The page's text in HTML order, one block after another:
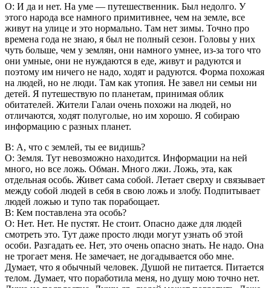
О: И да и нет. На уме — путешественник. Был недолго. У
этого народа все намного примитивнее, чем на земле, все
живут на улице и это нормально. Там нет зимы. Точно про
времена года не знаю, я был не полный сезон. Головы у них
чуть больше, чем у землян, они намного умнее, из-за того что
они умные, они не нуждаются в еде, живут и радуются и
поэтому им ничего не надо, ходят и радуются. Форма похожая
на людей, но не люди. Там как утопия. Не завел ни семьи ни
детей. Я путешествую по планетам, принимая облик
обитателей. Жители Галаи очень похожи на людей, но
отличаются, ходят полуголые, но им хорошо. Я собираю
информацию с разных планет.
В: А, что с землей, ты ее видишь?
О: Земля. Тут невозможно находится. Информации на ней
много, но все ложь. Обман. Много лжи. Ложь, эта, как
отдельная особь. Живет сама собой. Летает сверху и связывает
между собой людей в себя в свою ложь и злобу. Подпитывает
людей ложью и тупо так порабощает.
В: Кем поставлена эта особь?
О: Нет. Нет. Не пустят. Не стоит. Опасно даже для людей
смотреть это. Тут даже просто люди могут узнать об этой
особи. Разгадать ее. Нет, это очень опасно знать. Не надо. Она
не трогает меня. Не замечает, не догадывается обо мне.
Думает, что я обычный человек. Душой не питается. Питается
телом. Думает, что поработила меня, но душу мою точно нет.